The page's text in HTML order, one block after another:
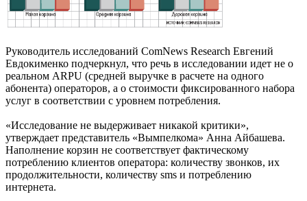
Руководитель исследований ComNews Research Евгений
Евдокименко подчеркнул, что речь в исследовании идет не о
реальном ARPU (средней выручке в расчете на одного
абонента) операторов, а о стоимости фиксированного набора
услуг в соответствии с уровнем потребления.
«Исследование не выдерживает никакой критики»,
утверждает представитель «Вымпелкома» Анна Айбашева.
Наполнение корзин не соответствует фактическому
потреблению клиентов оператора: количеству звонков, их
продолжительности, количеству sms и потреблению
интернета.